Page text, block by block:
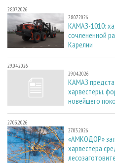
28.07.2026
28.07.2026
КАМАЗ-1010:
сочлененной
Карелии
29.04.2026
29.04.2026
КАМАЗ
харвестеры,
новейшего
27.03.2026
27.03.2026
«АМКОДОР»
харвестера